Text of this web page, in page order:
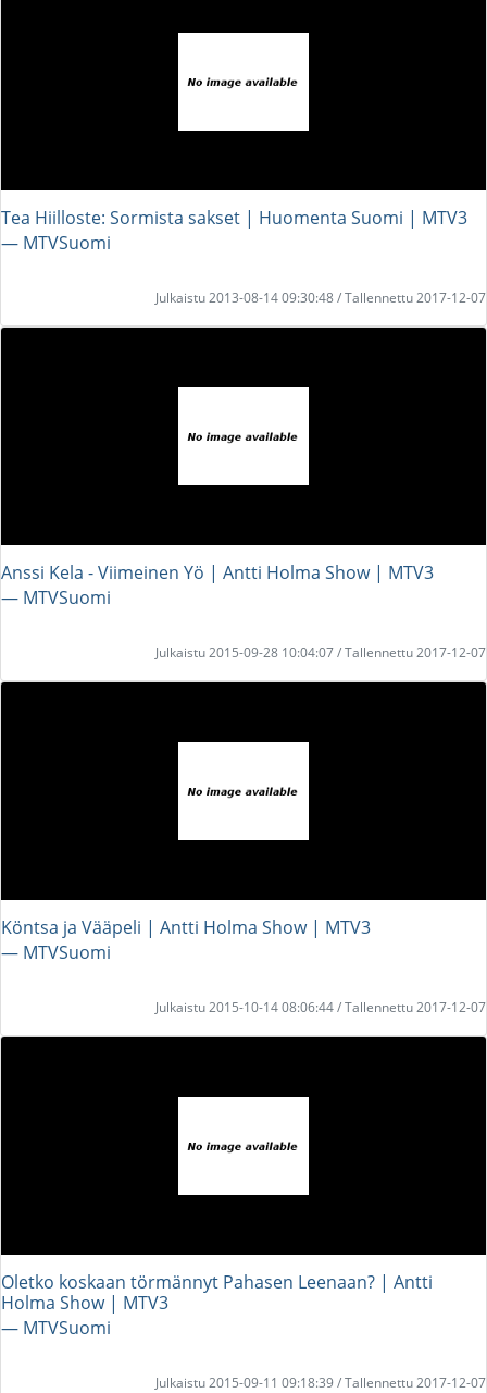
Tea Hiilloste: Sormista sakset | Huomenta Suomi | MTV3
― MTVSuomi
Julkaistu 2013-08-14 09:30:48 / Tallennettu 2017-12-07
Anssi Kela - Viimeinen Yö | Antti Holma Show | MTV3
― MTVSuomi
Julkaistu 2015-09-28 10:04:07 / Tallennettu 2017-12-07
Köntsa ja Vääpeli | Antti Holma Show | MTV3
― MTVSuomi
Julkaistu 2015-10-14 08:06:44 / Tallennettu 2017-12-07
Oletko koskaan törmännyt Pahasen Leenaan? | Antti
Holma Show | MTV3
― MTVSuomi
Julkaistu 2015-09-11 09:18:39 / Tallennettu 2017-12-07